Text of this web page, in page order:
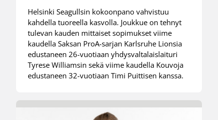
Helsinki Seagullsin kokoonpano vahvistuu
kahdella tuoreella kasvolla. Joukkue on tehnyt
tulevan kauden mittaiset sopimukset viime
kaudella Saksan ProA-sarjan Karlsruhe Lionsia
edustaneen 26-vuotiaan yhdysvaltalaislaituri
Tyrese Williamsin sekä viime kaudella Kouvoja
edustaneen 32-vuotiaan Timi Puittisen kanssa.